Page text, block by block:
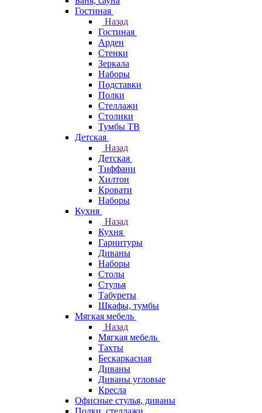
Гостиная
Назад
Гостиная
Арден
Стенки
Зеркала
Наборы
Подставки
Полки
Стеллажи
Столики
Тумбы ТВ
Детская
Назад
Детская
Тиффани
Хилтон
Кровати
Наборы
Кухня
Назад
Кухня
Гарнитуры
Диваны
Наборы
Столы
Стулья
Табуреты
Шкафы, тумбы
Мягкая мебель
Назад
Мягкая мебель
Тахты
Бескаркасная
Диваны
Диваны угловые
Кресла
Офисные стулья, диваны
Полки, стеллажи